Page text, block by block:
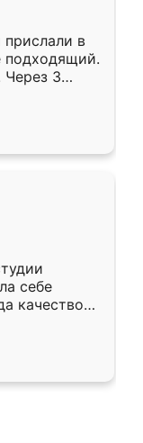
прислали в
подходящий.
Через 3
себе
качеством
уже почти